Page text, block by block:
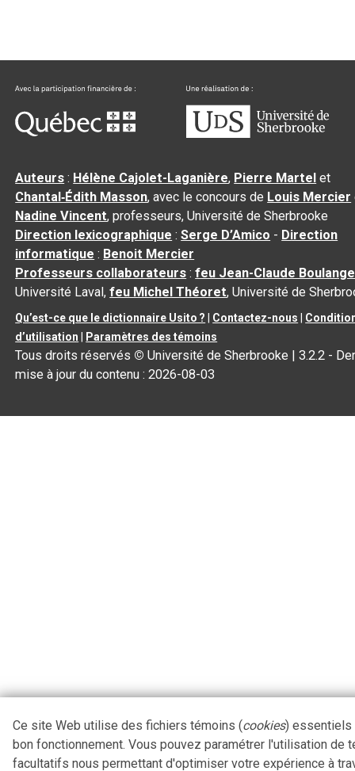
Auteurs : Hélène Cajolet-Laganière, Pierre Martel et
Chantal‑Édith Masson, avec le concours de Louis Mercier
Nadine Vincent, professeurs, Université de Sherbrooke
Direction lexicographique :Serge D’Amico - Direction
informatique : Benoit Mercier
Professeurs collaborateurs :feu Jean-Claude
Université Laval,feu Michel Théoret, Université de
Qu’est-ce que le dictionnaire Usito ? Contactez-nous
d’utilisation
Paramètres des témoins
Tous droits réservés © Université de Sherbrooke |3.2.2 -
mise à jour du contenu :2026-08-03
Ce site Web utilise des fichiers témoins (cookies) essentiels
bon fonctionnement. Vous pouvez paramétrer l'utilisation de
facultatifs nous permettant d'optimiser votre expérience à